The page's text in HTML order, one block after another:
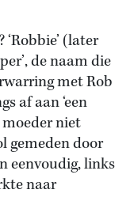
(later
de naam die
met Rob
af aan ‘een
niet
gemeden door
eenvoudig, links
naar